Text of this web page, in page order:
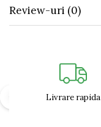
Review-uri (0)
Livrare rapida